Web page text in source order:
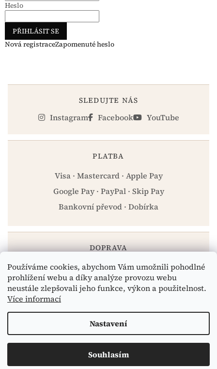
Používáme cookies, abychom Vám umožnili pohodlné
prohlížení webu a díky analýze provozu webu
neustále zlepšovali jeho funkce, výkon a použitelnost.
Více informací
Nastavení
Souhlasím
Heslo
PŘIHLÁSIT SE
Nová registraceZapomenuté heslo
SLEDUJTE NÁS
Instagram Facebook YouTube
PLATBA
Visa · Mastercard · Apple Pay
Google Pay · PayPal · Skip Pay
Bankovní převod · Dobírka
DOPRAVA
Zásilkovna · PPL · Osobní odběr Praha
Copyright 2026eshop.celiakarna.cz. Všechna práva
vyhrazena.